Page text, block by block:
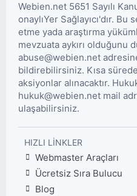
Webien.net 5651 Sayılı
onaylıYer Sağlayıcı'dır.
etme yada araştırma
mevzuata aykırı olduğunu
abuse@webien.net
bildirebilirsiniz. Kısa
aksiyonlar alınacaktır.
hukuk@webien.net mail
ulaşabilirsiniz.
HIZLI LINKLER
Webmaster Araçları
Ücretsiz Sıra Bulucu
Blog